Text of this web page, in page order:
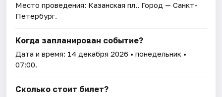
Место проведения: Казанская пл.. Город — Санкт-
Петербург.
Когда запланирован событие?
Дата и время: 14 декабря 2026 • понедельник •
07:00.
Сколько стоит билет?